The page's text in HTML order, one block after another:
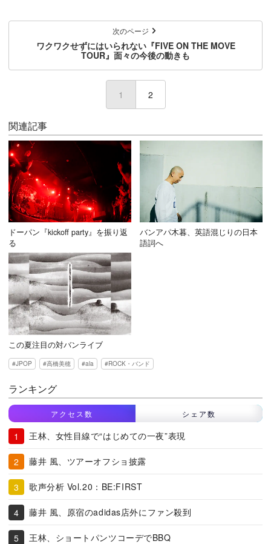
次のページ
ワクワクせずにはいられない『FIVE ON THE MOVE
TOUR』面々の今後の動きも
1 (current)
2
関連記事
ドーパン『kickoff party』を振り返
る
バンアパ木暮、英語混じりの日本
語詞へ
この夏注目の対バンライブ
JPOP 高橋美穂 ala ROCK・バンド
ランキング
アクセス数 シェア数
王林、女性目線で“はじめての一夜”表現
藤井 風、ツアーオフショ披露
歌声分析 Vol.20：BE:FIRST
藤井 風、原宿のadidas店外にファン殺到
王林、ショートパンツコーデでBBQ